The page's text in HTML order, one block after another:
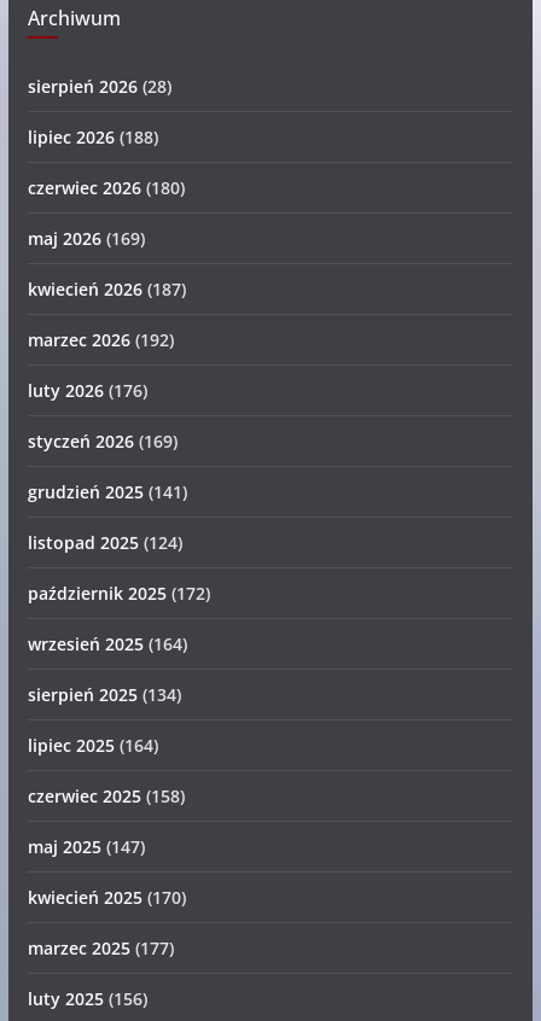
Archiwum
sierpień 2026(28)
lipiec 2026(188)
czerwiec 2026(180)
maj 2026(169)
kwiecień 2026(187)
marzec 2026(192)
luty 2026(176)
styczeń 2026(169)
grudzień 2025(141)
listopad 2025(124)
październik 2025(172)
wrzesień 2025(164)
sierpień 2025(134)
lipiec 2025(164)
czerwiec 2025(158)
maj 2025(147)
kwiecień 2025(170)
marzec 2025(177)
luty 2025(156)